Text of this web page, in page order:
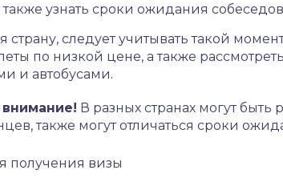
также узнать сроки ожидания
страну, следует учитывать такой
по низкой цене, а также
и автобусами.
В разных странах могут
также могут отличаться сроки
получения визы